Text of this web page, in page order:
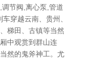
节阀,离心泵,管道
穿越云南、贵州、
梯田、古镇等当然
中观赏到群山连
然的鬼斧神工。尤